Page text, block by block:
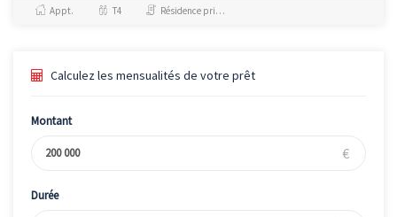
Appt. T4 Résidence principale / PTZ, Investissement et Défiscalisation
Calculez les mensualités de votre prêt
Montant
€
Durée